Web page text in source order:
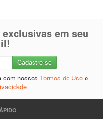
em seu
com nossos Termos de Uso e